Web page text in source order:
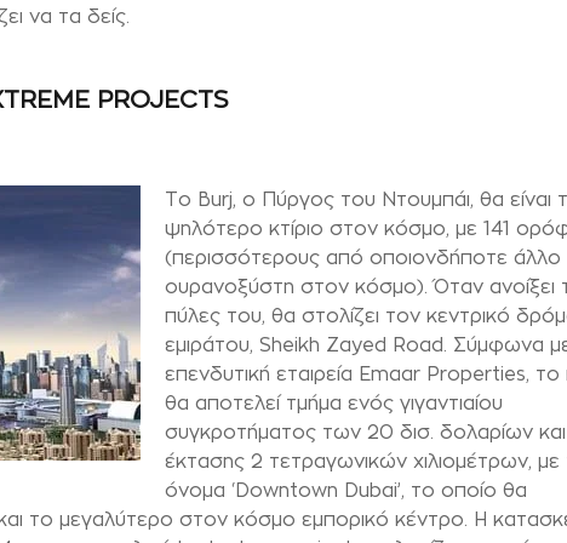
να τα δείς.
PROJECTS
Το Burj, ο Πύργος του Ντουμπάι, θα είναι
ψηλότερο κτίριο στον κόσμο, με 141
(περισσότερους από οποιονδήποτε άλλο
ουρανοξύστη στον κόσμο). Όταν ανοίξει
πύλες του, θα στολίζει τον κεντρικό
εμιράτου, Sheikh Zayed Road. Σύμφωνα
επενδυτική εταιρεία Emaar Properties, το
θα αποτελεί τμήμα ενός γιγαντιαίου
συγκροτήματος των 20 δισ. δολαρίων και
έκτασης 2 τετραγωνικών χιλιομέτρων, με
όνομα ‘Downtown Dubai’, το οποίο θα
το μεγαλύτερο στον κόσμο εμπορικό κέντρο. Η